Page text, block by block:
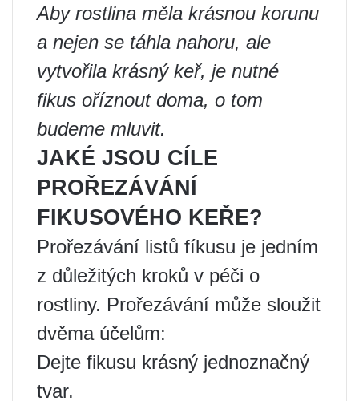
Aby rostlina měla krásnou korunu
a nejen se táhla nahoru, ale
vytvořila krásný keř, je nutné
fikus oříznout doma, o tom
budeme mluvit.
JAKÉ JSOU CÍLE
PROŘEZÁVÁNÍ
FIKUSOVÉHO KEŘE?
Prořezávání listů fíkusu je jedním
z důležitých kroků v péči o
rostliny. Prořezávání může sloužit
dvěma účelům:
Dejte fikusu krásný jednoznačný
tvar.